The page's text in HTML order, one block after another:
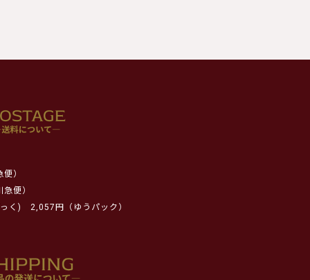
）
便）
く)
2,057円（ゆうパック）